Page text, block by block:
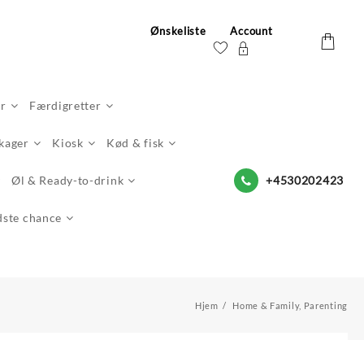
Ønskeliste Account
Færdigretter
Kiosk Kød & fisk
Øl & Ready-to-drink
chance
+4530202423
Hjem Home & Family, Parenting